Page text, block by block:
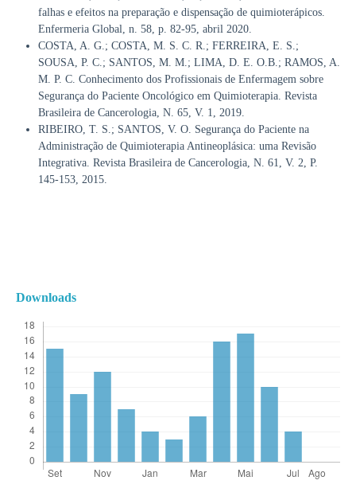
falhas e efeitos na preparação e dispensação de quimioterápicos.
Enfermeria Global, n. 58, p. 82-95, abril 2020.
COSTA, A. G.; COSTA, M. S. C. R.; FERREIRA, E. S.;
SOUSA, P. C.; SANTOS, M. M.; LIMA, D. E. O.B.; RAMOS, A.
M. P. C. Conhecimento dos Profissionais de Enfermagem sobre
Segurança do Paciente Oncológico em Quimioterapia. Revista
Brasileira de Cancerologia, N. 65, V. 1, 2019.
RIBEIRO, T. S.; SANTOS, V. O. Segurança do Paciente na
Administração de Quimioterapia Antineoplásica: uma Revisão
Integrativa. Revista Brasileira de Cancerologia, N. 61, V. 2, P.
145-153, 2015.
Downloads